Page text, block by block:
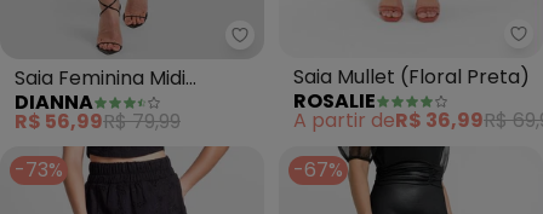
Dianna - Saia Feminina Midi
Saia Feminina Midi
Plissada (Preto)
DIANNA
R$ 56,99R$ 79,99
Saia Mullet (Floral Preta)
ROSALIE
A partir deR$ 36,99R$
-73%
-67%